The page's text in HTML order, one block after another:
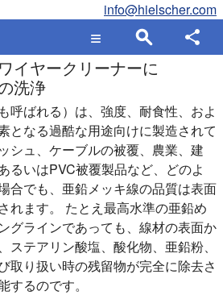
info@hielscher.com
イヤークリーナーに
洗浄
呼ばれる）は、強度、耐食性、およ
となる過酷な用途向けに製造されて
シュ、ケーブルの被覆、農業、建
るいはPVC被覆製品など、どのよ
合でも、亜鉛メッキ線の品質は表面
れます。 たとえ最高水準の亜鉛め
グラインであっても、線材の表面か
ステアリン酸塩、酸化物、亜鉛粉、
取り扱い時の残留物が完全に除去さ
るのです。